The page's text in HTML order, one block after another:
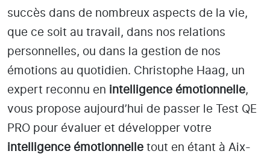
succès dans de nombreux aspects de la vie,
que ce soit au travail, dans nos relations
personnelles, ou dans la gestion de nos
émotions au quotidien. Christophe Haag, un
expert reconnu en intelligence émotionnelle,
vous propose aujourd’hui de passer le Test QE
PRO pour évaluer et développer votre
intelligence émotionnelle tout en étant à Aix-